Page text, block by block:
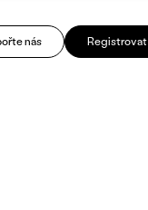
nás Registrovat